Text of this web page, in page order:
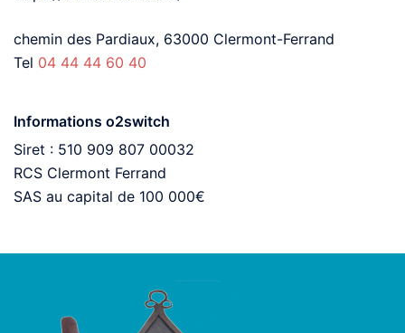
chemin des Pardiaux, 63000 Clermont-Ferrand
Tel 04 44 44 60 40
Informations o2switch
Siret : 510 909 807 00032
RCS Clermont Ferrand
SAS au capital de 100 000€